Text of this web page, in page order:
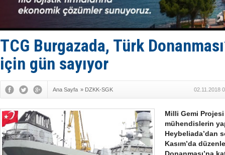
Yakıt
Rus
Tatil
TCG Burgazada, Türk
için gün sayıyor
Ana Sayfa » DZKK-SGK 02.11.2018
Milli Gemi
mühendislerin
Heybeliada’dan
Kasım’da